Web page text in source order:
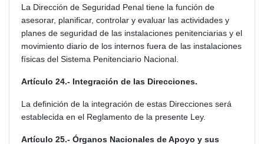
La Dirección de Seguridad Penal tiene la función de
asesorar, planificar, controlar y evaluar las actividades y
planes de seguridad de las instalaciones penitenciarias y el
movimiento diario de los internos fuera de las instalaciones
físicas del Sistema Penitenciario Nacional.
Artículo 24.- Integración de las Direcciones.
La definición de la integración de estas Direcciones será
establecida en el Reglamento de la presente Ley.
Artículo 25.- Órganos Nacionales de Apoyo y sus